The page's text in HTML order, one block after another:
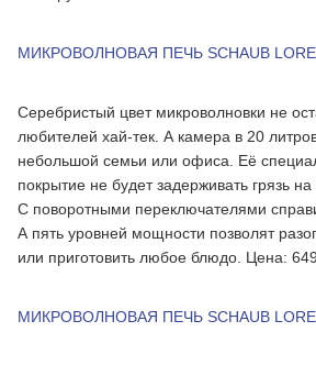
МИКРОВОЛНОВАЯ ПЕЧЬ SCHAUB
Серебристый цвет микроволновки не
любителей хай-тек. А камера в 20
небольшой семьи или офиса. Её
покрытие не будет задерживать грязь на
С поворотными переключателями
А пять уровней мощности позволят
или приготовить любое блюдо. Цена:
МИКРОВОЛНОВАЯ ПЕЧЬ SCHAUB